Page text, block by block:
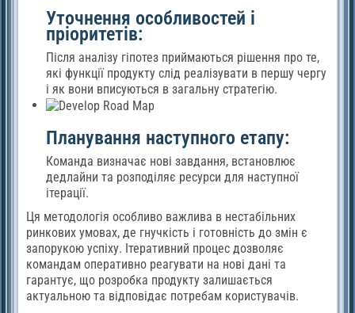
Уточнення особливостей і
пріоритетів:
Після аналізу гіпотез приймаються рішення про те,
які функції продукту слід реалізувати в першу чергу
і як вони вписуються в загальну стратегію.
Планування наступного етапу:
Команда визначає нові завдання, встановлює
дедлайни та розподіляє ресурси для наступної
ітерації.
Ця методологія особливо важлива в нестабільних
ринкових умовах, де гнучкість і готовність до змін є
запорукою успіху. Ітеративний процес дозволяє
командам оперативно реагувати на нові дані та
гарантує, що розробка продукту залишається
актуальною та відповідає потребам користувачів.